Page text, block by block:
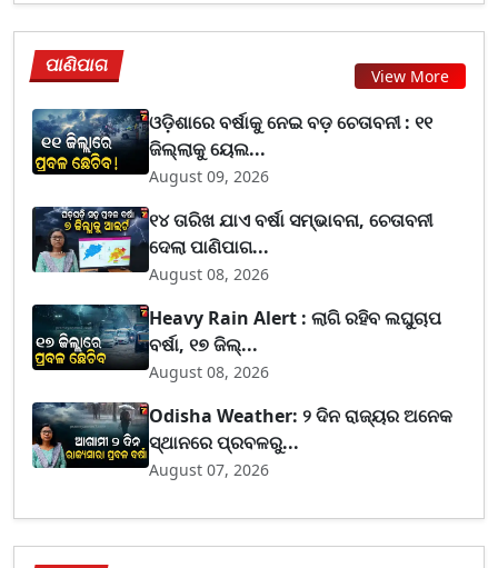
ପାଣିପାଗ View More
ଓଡ଼ିଶାରେ ବର୍ଷାକୁ ନେଇ ବଡ଼ ଚେତାବନୀ : ୧୧
ଜିଲ୍ଲାକୁ ୟେଲ...
August 09, 2026
୧୪ ତାରିଖ ଯାଏ ବର୍ଷା ସମ୍ଭାବନା, ଚେତାବନୀ
ଦେଲା ପାଣିପାଗ...
August 08, 2026
Heavy Rain Alert : ଲାଗି ରହିବ ଲଘୁଚାପ
ବର୍ଷା, ୧୭ ଜିଲ୍...
August 08, 2026
Odisha Weather: ୨ ଦିନ ରାଜ୍ୟର ଅନେକ
ସ୍ଥାନରେ ପ୍ରବଳରୁ...
August 07, 2026